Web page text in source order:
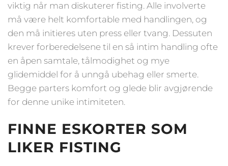
viktig når man diskuterer fisting. Alle involverte
må være helt komfortable med handlingen, og
den må initieres uten press eller tvang. Dessuten
krever forberedelsene til en så intim handling ofte
en åpen samtale, tålmodighet og mye
glidemiddel for å unngå ubehag eller smerte.
Begge parters komfort og glede blir avgjørende
for denne unike intimiteten.
FINNE ESKORTER SOM
LIKER FISTING